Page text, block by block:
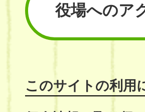
役場へのア
このサイトの利用